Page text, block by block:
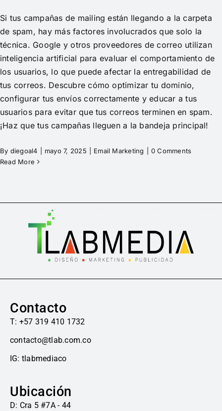
Si tus campañas de mailing están llegando a la carpeta
de spam, hay más factores involucrados que solo la
técnica. Google y otros proveedores de correo utilizan
inteligencia artificial para evaluar el comportamiento de
los usuarios, lo que puede afectar la entregabilidad de
tus correos. Descubre cómo optimizar tu dominio,
configurar tus envíos correctamente y educar a tus
usuarios para evitar que tus correos terminen en spam.
¡Haz que tus campañas lleguen a la bandeja principal!
By diegoal4 mayo 7, 2025 Email Marketing
0 Comments
Read More
Contacto
T: +57 319 410 1732
contacto@tlab.com.co
IG: tlabmediaco
Ubicación
D: Cra 5 #7A - 44